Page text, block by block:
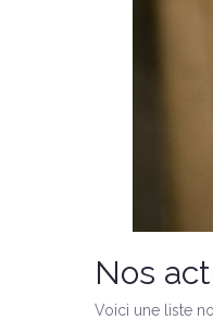
Nos
Voici une liste